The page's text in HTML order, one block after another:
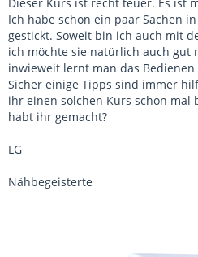
Ich habe schon ein paar Sachen
gestickt. Soweit bin ich auch mit
ich möchte sie natürlich auch gut
inwieweit lernt man das
Sicher einige Tipps sind immer
ihr einen solchen Kurs schon mal
habt ihr gemacht?
LG
Nähbegeisterte